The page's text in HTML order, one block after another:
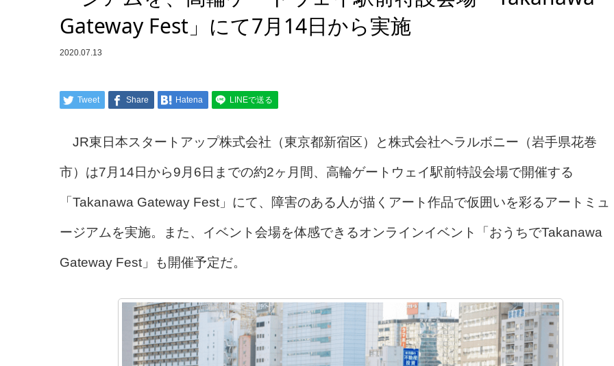
Gateway Fest」にて7月14日から実施
2020.07.13
Tweet Share Hatena LINEで送る
JR東日本スタートアップ株式会社（東京都新宿区）と株式会社ヘラルボニー（岩手県花巻
市）は7月14日から9月6日までの約2ヶ月間、高輪ゲートウェイ駅前特設会場で開催する
「Takanawa Gateway Fest」にて、障害のある人が描くアート作品で仮囲いを彩るアートミュ
ージアムを実施。また、イベント会場を体感できるオンラインイベント「おうちでTakanawa
Gateway Fest」も開催予定だ。